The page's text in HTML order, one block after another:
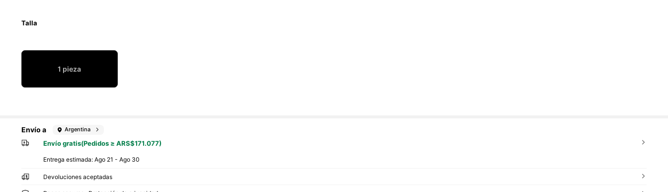
Talla
1 pieza
Envío a Argentina
Envío gratis(Pedidos ≥ ARS$171.077)
Entrega estimada:Ago 21 - Ago 30
Devoluciones aceptadas